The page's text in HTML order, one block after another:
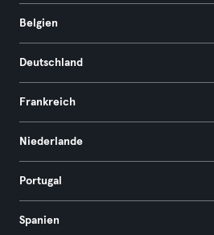
Belgien
Deutschland
Frankreich
Niederlande
Portugal
Spanien